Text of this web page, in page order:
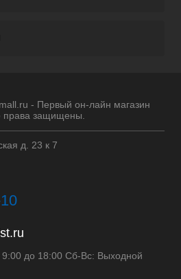
- Первый он-лайн магазин
права защищены.
д. 23 к 7
до 18:00 Сб-Вс: Выходной